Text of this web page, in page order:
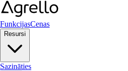
FunkcijasCenas
Resursi
Sazināties